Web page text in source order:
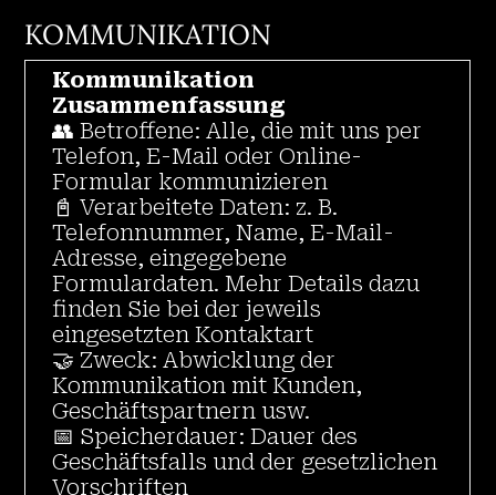
KOMMUNIKATION
Kommunikation
Zusammenfassung
👥 Betroffene: Alle, die mit uns per
Telefon, E-Mail oder Online-
Formular kommunizieren
📓 Verarbeitete Daten: z. B.
Telefonnummer, Name, E-Mail-
Adresse, eingegebene
Formulardaten. Mehr Details dazu
finden Sie bei der jeweils
eingesetzten Kontaktart
🤝 Zweck: Abwicklung der
Kommunikation mit Kunden,
Geschäftspartnern usw.
📅 Speicherdauer: Dauer des
Geschäftsfalls und der gesetzlichen
Vorschriften